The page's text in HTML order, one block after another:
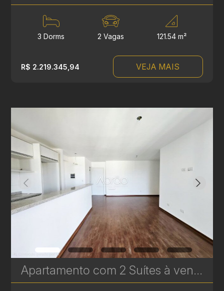
3 Dorms 2 Vagas 121.54 m²
R$ 2.219.345,94 VEJA MAIS
Apartamento com 2 Suítes à venda no Água Verde - 85 m² - Edifício Younique - Condomínio Clube | Ref. 1762